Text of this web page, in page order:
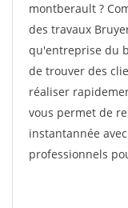
montberault ?
des travaux
qu'entreprise du
de trouver des
réaliser
vous permet de
instantannée
professionnels